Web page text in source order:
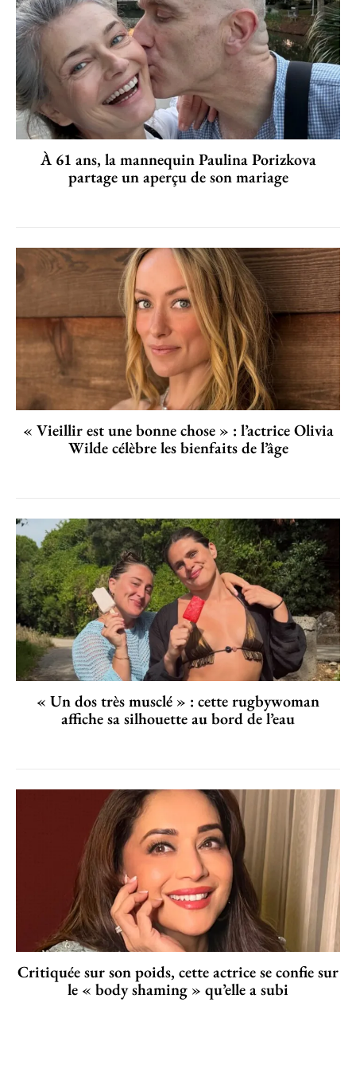
À 61 ans, la mannequin Paulina Porizkova
partage un aperçu de son mariage
« Vieillir est une bonne chose » : l’actrice Olivia
Wilde célèbre les bienfaits de l’âge
« Un dos très musclé » : cette rugbywoman
affiche sa silhouette au bord de l’eau
Critiquée sur son poids, cette actrice se confie sur
le « body shaming » qu’elle a subi